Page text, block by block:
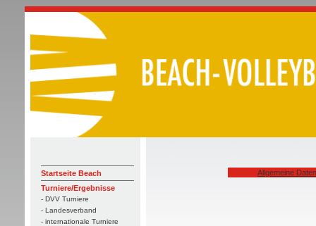
Startseite Beach
Turniere/Ergebnisse
- DVV Turniere
- Landesverband
- internationale Turniere
Allgemeine